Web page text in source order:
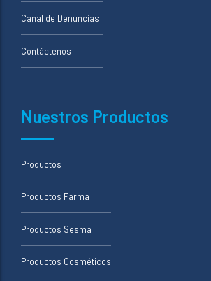
Canal de Denuncias
Contáctenos
Nuestros Productos
Productos
Productos Farma
Productos Sesma
Productos Cosméticos